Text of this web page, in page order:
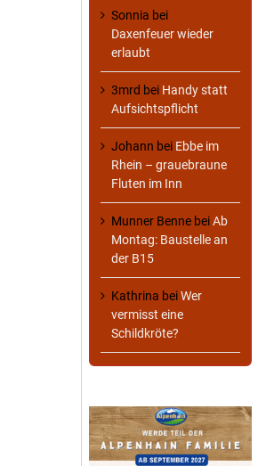
Sonnia bei
Daxenfeuer wieder
erlaubt
3mrd bei Handy statt
Aufsichtspflicht
Johann bei Ebbe im
Rhein – grauebraune
Fluten im Inn
Munner Benne beiAb
Montag: Baustelle an
der B15
Kathrina beiWer
vermisst eine
Schildkröte?